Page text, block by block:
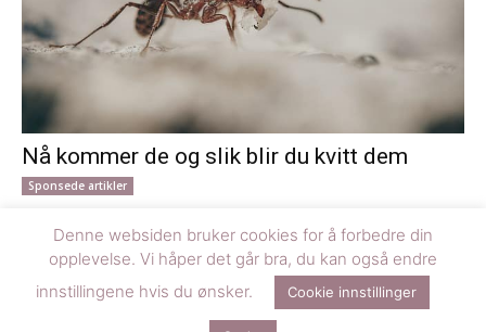
Nå kommer de og slik blir du kvitt dem
Sponsede artikler
Når våren melder sin ankomst med varmere dager og netter, kan
du være helt sikker på at også mauren våkner til liv. Mauren er...
© Denne siden er driftet av Happy Media AS og designet av
Denne websiden bruker cookies for å forbedre din
opplevelse. Vi håper det går bra, du kan også endre
innstillingene hvis du ønsker.
Cookie innstillinger